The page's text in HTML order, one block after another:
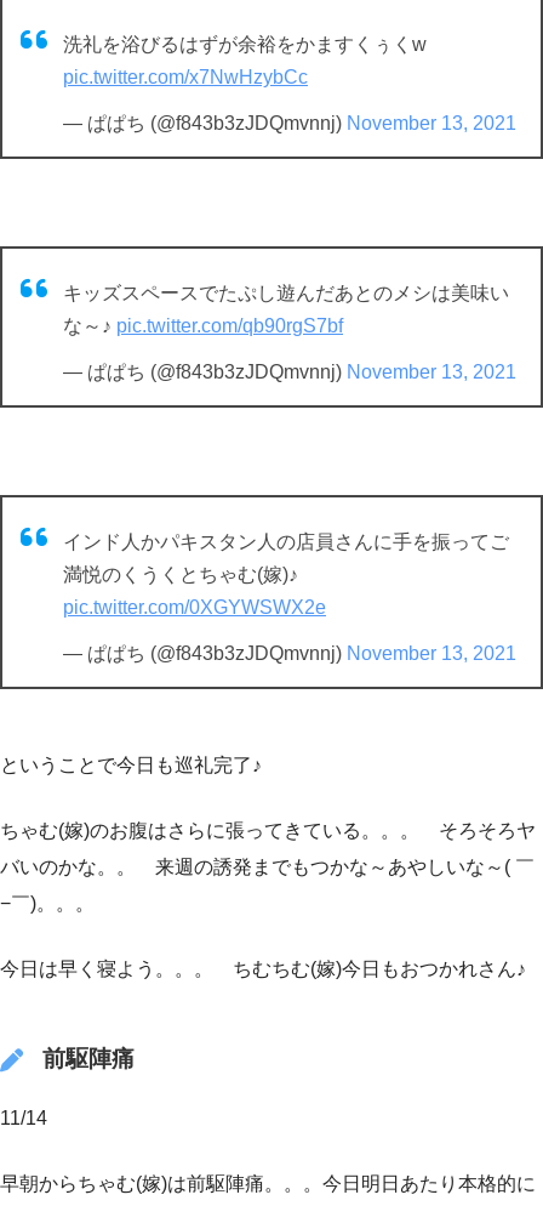
洗礼を浴びるはずが余裕をかますくぅくw
pic.twitter.com/x7NwHzybCc
— ぱぱち (@f843b3zJDQmvnnj) November 13, 2021
キッズスペースでたぷし遊んだあとのメシは美味い
な～♪ pic.twitter.com/qb90rgS7bf
— ぱぱち (@f843b3zJDQmvnnj) November 13, 2021
インド人かパキスタン人の店員さんに手を振ってご
満悦のくうくとちゃむ(嫁)♪
pic.twitter.com/0XGYWSWX2e
— ぱぱち (@f843b3zJDQmvnnj) November 13, 2021
ということで今日も巡礼完了♪
ちゃむ(嫁)のお腹はさらに張ってきている。。。 そろそろヤ
バいのかな。。 来週の誘発までもつかな～あやしいな～( ￣
−￣)。。。
今日は早く寝よう。。。 ちむちむ(嫁)今日もおつかれさん♪
前駆陣痛
11/14
早朝からちゃむ(嫁)は前駆陣痛。。。今日明日あたり本格的に